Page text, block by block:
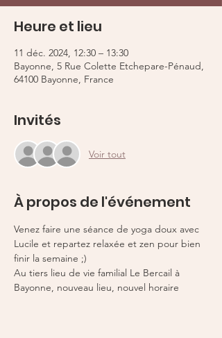
Heure et lieu
11 déc. 2024, 12:30 – 13:30
Bayonne, 5 Rue Colette Etchepare-Pénaud,
64100 Bayonne, France
Invités
Voir tout
À propos de l'événement
Venez faire une séance de yoga doux avec
Lucile et repartez relaxée et zen pour bien
finir la semaine ;)
Au tiers lieu de vie familial Le Bercail à
Bayonne, nouveau lieu, nouvel horaire